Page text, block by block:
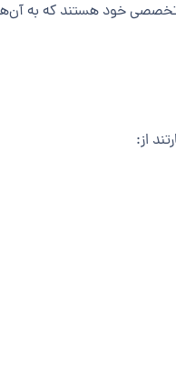
تخصصی خود هستند که به
از: